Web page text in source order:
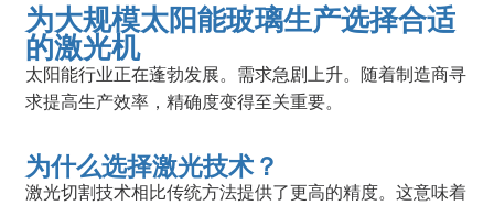
为大规模太阳能玻璃生产选择合适
的激光机
太阳能行业正在蓬勃发展。需求急剧上升。随着制造商寻
求提高生产效率，精确度变得至关重要。
为什么选择激光技术？
激光切割技术相比传统方法提供了更高的精度。这意味着